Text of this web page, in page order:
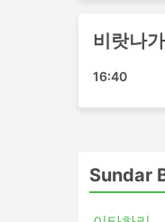
카카
비랏
Sundar
다는 것입
스라고 할
야간 여행
비랏나
16:40
Sundar